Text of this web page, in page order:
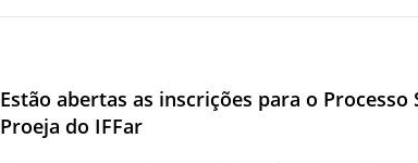
Estão abertas as inscrições para o
Proeja do IFFar